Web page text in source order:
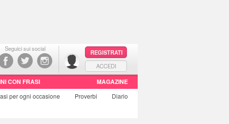
Seguici sui social
REGISTRATI
ACCEDI
CON FRASI
MAGAZINE
per ogni occasione Proverbi
Diario